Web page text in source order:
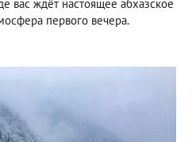
вас ждёт настоящее абхазское
первого вечера.